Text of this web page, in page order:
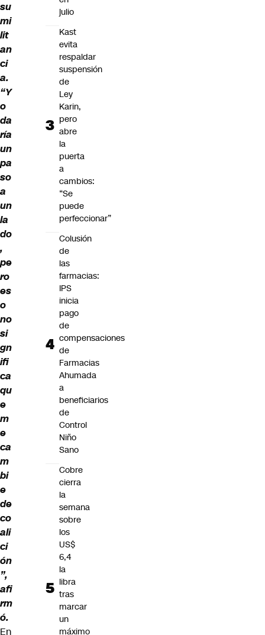
su
mi
lit
an
ci
a.
“Y
o
da
ría
un
pa
so
a
un
la
do
,
pe
ro
es
o
no
si
gn
ifi
ca
qu
e
m
e
ca
m
bi
e
de
co
ali
ci
ón
”,
afi
rm
ó.
En
julio
Kast
evita
respaldar
suspensión
de
Ley
Karin,
pero
abre
la
puerta
a
cambios:
“Se
puede
perfeccionar”
Colusión
de
las
farmacias:
IPS
inicia
pago
de
compensaciones
de
Farmacias
Ahumada
a
beneficiarios
de
Control
Niño
Sano
Cobre
cierra
la
semana
sobre
los
US$
6,4
la
libra
tras
marcar
un
máximo